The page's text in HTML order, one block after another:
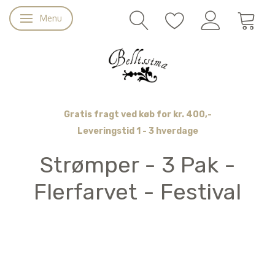
Skifte navigation
Menu
Gratis fragt ved køb for kr. 400,-
Leveringstid 1 - 3 hverdage
Strømper - 3 Pak -
Flerfarvet - Festival